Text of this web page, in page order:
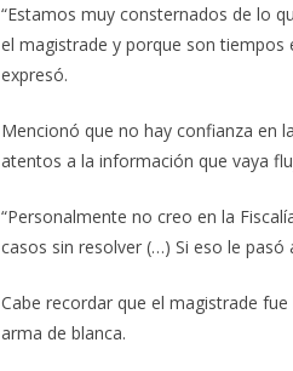
“Estamos muy consternados de lo
el magistrade y porque son tiempos
expresó.
Mencionó que no hay confianza en
atentos a la información que vaya
“Personalmente no creo en la
casos sin resolver (…) Si eso le pasó
Cabe recordar que el magistrade
arma de blanca.